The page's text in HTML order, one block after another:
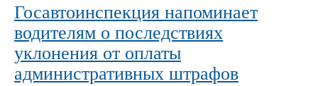
Госавтоинспекция напоминает
водителям о последствиях
уклонения от оплаты
административных штрафов